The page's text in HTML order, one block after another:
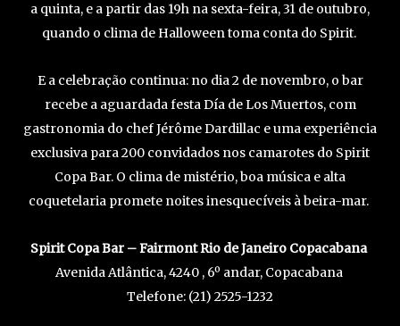
a quinta, e a partir das 19h na sexta-feira, 31 de outubro,
quando o clima de Halloween toma conta do Spirit.
E a celebração continua: no dia 2 de novembro, o bar
recebe a aguardada festa Día de Los Muertos, com
gastronomia do chef Jérôme Dardillac e uma experiência
exclusiva para 200 convidados nos camarotes do Spirit
Copa Bar. O clima de mistério, boa música e alta
coquetelaria promete noites inesquecíveis à beira-mar.
Spirit Copa Bar – Fairmont Rio de Janeiro Copacabana
Avenida Atlântica, 4240 , 6º andar, Copacabana
Telefone: (21) 2525-1232